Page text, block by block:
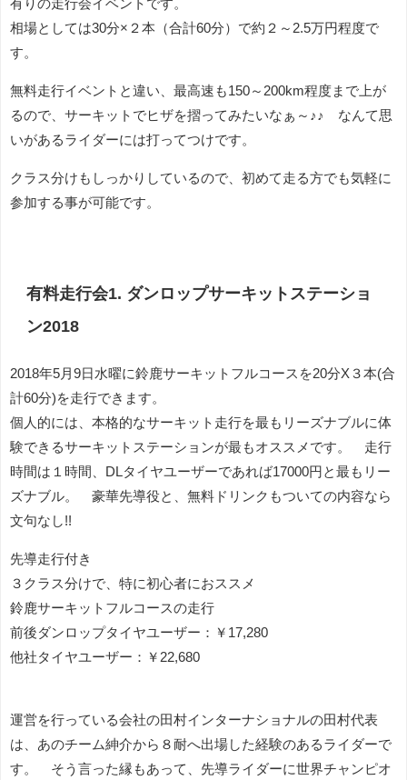
有りの走行会イベントです。
相場としては30分×２本（合計60分）で約２～2.5万円程度で
す。
無料走行イベントと違い、最高速も150～200km程度まで上が
るので、サーキットでヒザを摺ってみたいなぁ～♪♪ なんて思
いがあるライダーには打ってつけです。
クラス分けもしっかりしているので、初めて走る方でも気軽に
参加する事が可能です。
有料走行会1. ダンロップサーキットステーショ
ン2018
2018年5月9日水曜に鈴鹿サーキットフルコースを20分X３本(合
計60分)を走行できます。
個人的には、本格的なサーキット走行を最もリーズナブルに体
験できるサーキットステーションが最もオススメです。 走行
時間は１時間、DLタイヤユーザーであれば17000円と最もリー
ズナブル。 豪華先導役と、無料ドリンクもついての内容なら
文句なし!!
先導走行付き
３クラス分けで、特に初心者におススメ
鈴鹿サーキットフルコースの走行
前後ダンロップタイヤユーザー：￥17,280
他社タイヤユーザー：￥22,680
運営を行っている会社の田村インターナショナルの田村代表
は、あのチーム紳介から８耐へ出場した経験のあるライダーで
す。 そう言った縁もあって、先導ライダーに世界チャンピオ